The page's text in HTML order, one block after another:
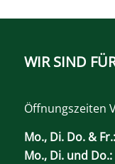
WIR SIND
Öffnungszeiten
Mo., Di. Do. & Fr.:
Mo., Di. und Do.: